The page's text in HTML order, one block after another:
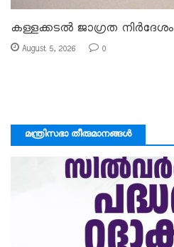
കള്ളക്കടൽ ജാഗ്രത നിർദേശം
August 5, 2026 0
മന്ത്രിസഭാ തീരുമാനങ്ങൾ